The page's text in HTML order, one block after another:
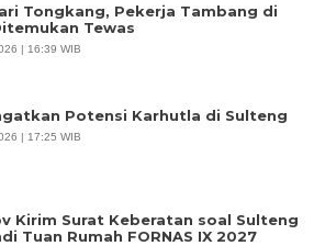
Tongkang, Pekerja Tambang di
Tewas
| 16:39 WIB
Potensi Karhutla di Sulteng
| 17:25 WIB
Kirim Surat Keberatan soal Sulteng
Tuan Rumah FORNAS IX 2027